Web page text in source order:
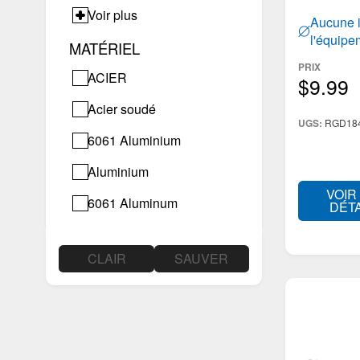
Balais d'essuie-glace
Autres accessoires
extérieurs
Accessoires de remorque
Aucune
PRIX
$9.99
UGS:
Voir plus
MATÉRIEL
ACIER
Acier soudé
6061 Aluminium
Aluminium
6061 Aluminum
CLAIR SAUVER